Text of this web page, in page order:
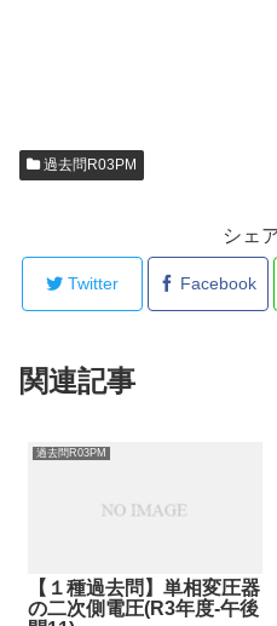
過去問R03PM
シェ
Twitter Facebook
関連記事
過去問R03PM
【１種過去問】単相変圧器
の二次側電圧(R3年度-午後